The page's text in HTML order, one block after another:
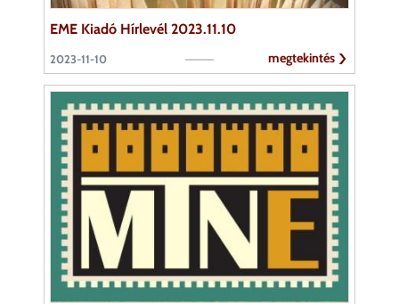
EME Kiadó Hírlevél 2023.11.10
megtekintés
2023-11-10